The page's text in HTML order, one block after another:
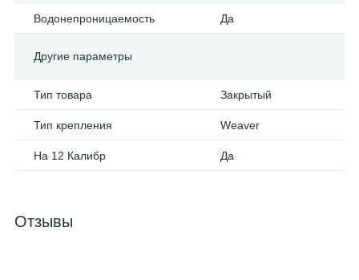
Водонепроницаемость Да
Другие параметры
Тип товара Закрытый
Тип крепления Weaver
На 12 Калибр Да
Отзывы